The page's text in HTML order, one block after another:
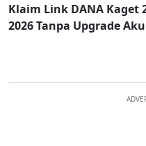
Klaim Link DANA Kaget
2026 Tanpa Upgrade